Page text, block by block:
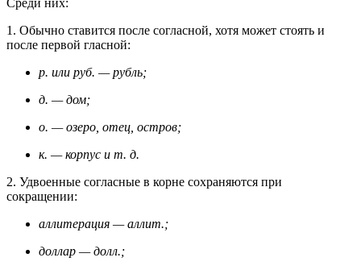
1. Обычно ставится после согласной, хотя может стоять и
после первой гласной:
р. или руб. — рубль;
д. — дом;
о. — озеро, отец, остров;
к. — корпус и т. д.
2. Удвоенные согласные в корне сохраняются при
сокращении:
аллитерация — аллит.;
доллар — долл.;